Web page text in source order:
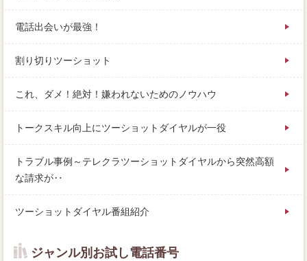
電話出会いが最強！
割り切りツーショット
これ、ダメ！絶対！嫌われないためのノウハウ
トークスキル向上にツーショットダイヤルが一役
トラブル事例～テレクラツーショットダイヤルから突然高額
な請求が‥
ツーショットダイヤル番組紹介
ジャンル別お試し電話番号